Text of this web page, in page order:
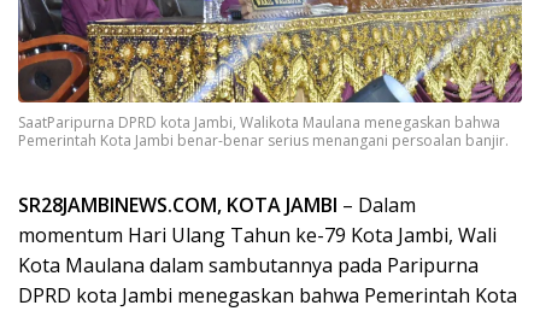
SaatParipurna DPRD kota Jambi, Walikota Maulana menegaskan bahwa
Pemerintah Kota Jambi benar-benar serius menangani persoalan banjir.
SR28JAMBINEWS.COM, KOTA JAMBI – Dalam
momentum Hari Ulang Tahun ke-79 Kota Jambi, Wali
Kota Maulana dalam sambutannya pada Paripurna
DPRD kota Jambi menegaskan bahwa Pemerintah Kota